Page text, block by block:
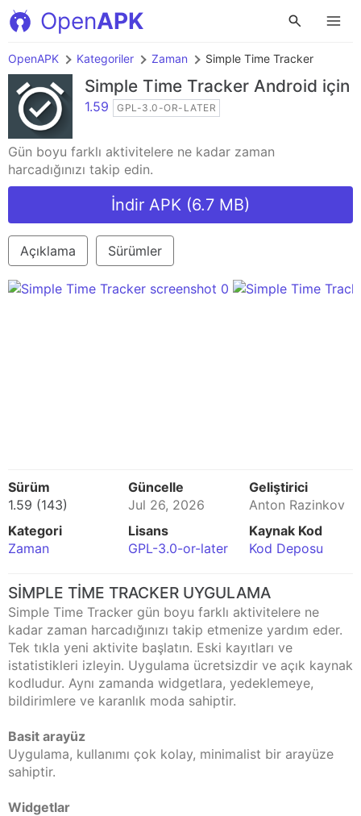
OpenAPK
OpenAPK Kategoriler Zaman Simple Time Tracker
Simple Time Tracker Android için
1.59 GPL-3.0-OR-LATER
Gün boyu farklı aktivitelere ne kadar zaman
harcadığınızı takip edin.
İndir APK (6.7 MB)
Açıklama Sürümler
Sürüm
1.59 (143)
Güncelle
Jul 26, 2026
Geliştirici
Anton Razinkov
Kategori
Zaman
Lisans
GPL-3.0-or-later
Kaynak Kod
Kod Deposu
SIMPLE TIME TRACKER UYGULAMA
Simple Time Tracker gün boyu farklı aktivitelere ne
kadar zaman harcadığınızı takip etmenize yardım eder.
Tek tıkla yeni aktivite başlatın. Eski kayıtları ve
istatistikleri izleyin. Uygulama ücretsizdir ve açık kaynak
kodludur. Aynı zamanda widgetlara, yedeklemeye,
bildirimlere ve karanlık moda sahiptir.
Basit arayüz
Uygulama, kullanımı çok kolay, minimalist bir arayüze
sahiptir.
Widgetlar